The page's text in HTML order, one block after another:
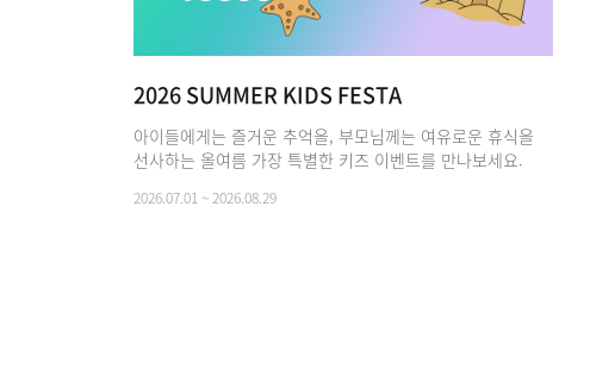
2026 SUMMER KIDS FESTA
아이들에게는 즐거운 추억을, 부모님께는 여유로운 휴식을
선사하는 올여름 가장 특별한 키즈 이벤트를 만나보세요.
2026.07.01 ~ 2026.08.29